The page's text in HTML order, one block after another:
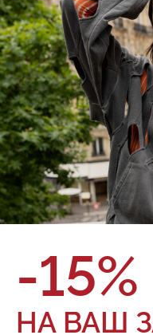
Футболка
825.01.TSS31.45
О товаре
Бренд: Red September
Цвет:
Размер:
Поделиться:
-15%
НА ВАШ